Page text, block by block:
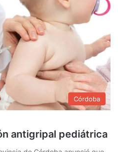
Córdoba
antigripal pediátrica